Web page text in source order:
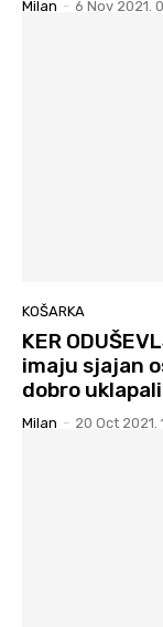
Milan - 6 Nov 2021.
KOŠARKA
KER
imaju sjajan
dobro uklapali
Milan - 20 Oct 2021.